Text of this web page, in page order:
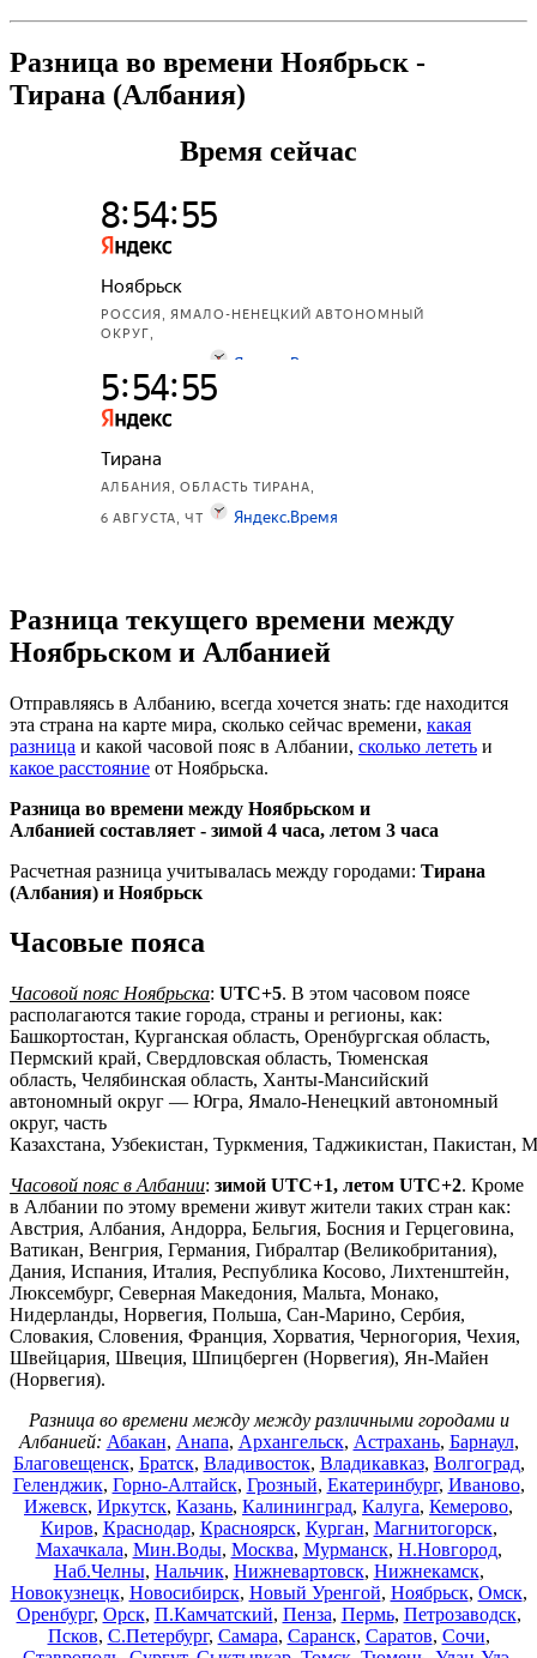
Разница во времени Ноябрьск -
Тирана (Албания)
Время сейчас
Разница текущего времени между
Ноябрьском и Албанией
Отправляясь в Албанию, всегда хочется знать: где находится
эта страна на карте мира, сколько сейчас времени, какая
разница и какой часовой пояс в Албании, сколько лететь и
какое расстояние от Ноябрьска.
Разница во времени между Ноябрьском и
Албанией составляет - зимой 4 часа, летом 3 часа
Расчетная разница учитывалась между городами: Тирана
(Албания) и Ноябрьск
Часовые пояса
Часовой пояс Ноябрьска: UTC+5. В этом часовом поясе
располагаются такие города, страны и регионы, как:
Башкортостан, Курганская область, Оренбургская область,
Пермский край, Свердловская область, Тюменская
область, Челябинская область, Ханты-Мансийский
автономный округ — Югра, Ямало-Ненецкий автономный
округ, часть
Казахстана, Узбекистан, Туркмения, Таджикистан, Пакистан,
Часовой пояс в Албании: зимой UTC+1, летом UTC+2. Кроме
в Албании по этому времени живут жители таких стран как:
Австрия, Албания, Андорра, Бельгия, Босния и Герцеговина,
Ватикан, Венгрия, Германия, Гибралтар (Великобритания),
Дания, Испания, Италия, Республика Косово, Лихтенштейн,
Люксембург, Северная Македония, Мальта, Монако,
Нидерланды, Норвегия, Польша, Сан-Марино, Сербия,
Словакия, Словения, Франция, Хорватия, Черногория, Чехия,
Швейцария, Швеция, Шпицберген (Норвегия), Ян-Майен
(Норвегия).
Разница во времени между между различными городами и
Албанией: Абакан, Анапа, Архангельск, Астрахань, Барнаул,
Благовещенск, Братск, Владивосток, Владикавказ, Волгоград,
Геленджик, Горно-Алтайск, Грозный, Екатеринбург, Иваново,
Ижевск, Иркутск, Казань, Калининград, Калуга, Кемерово,
Киров, Краснодар, Красноярск, Курган, Магнитогорск,
Махачкала, Мин.Воды, Москва, Мурманск, Н.Новгород,
Наб.Челны, Нальчик, Нижневартовск, Нижнекамск,
Новокузнецк, Новосибирск, Новый Уренгой, Ноябрьск, Омск,
Оренбург, Орск, П.Камчатский, Пенза, Пермь, Петрозаводск,
Псков, С.Петербург, Самара, Саранск, Саратов, Сочи,